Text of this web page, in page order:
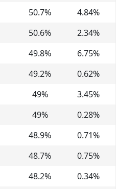
50.7% 4.84%
50.6% 2.34%
49.8% 6.75%
49.2% 0.62%
49% 3.45%
49% 0.28%
48.9% 0.71%
48.7% 0.75%
48.2% 0.34%